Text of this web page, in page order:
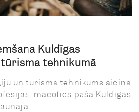
Kuldīgas
tehnikumā
un tūrisma tehnikums aicina
mācoties pašā Kuldīgas
...